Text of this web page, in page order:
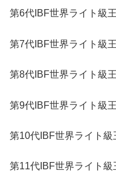
第6代IBF世界ライト級
第7代IBF世界ライト級
第8代IBF世界ライト級
第9代IBF世界ライト級
第10代IBF世界ライト
第11代IBF世界ライト